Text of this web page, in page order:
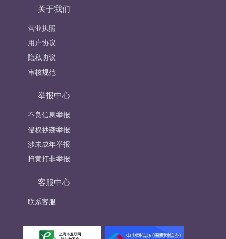
关于我们
营业执照
用户协议
隐私协议
审核规范
举报中心
不良信息举报
侵权抄袭举报
涉未成年举报
扫黄打非举报
客服中心
联系客服